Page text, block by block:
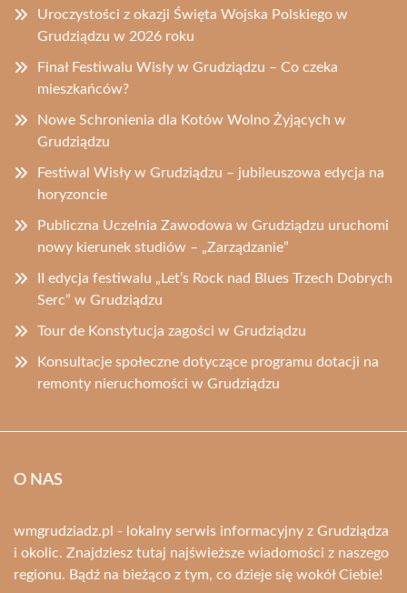
Uroczystości z okazji Święta Wojska Polskiego w
Grudziądzu w 2026 roku
Finał Festiwalu Wisły w Grudziądzu – Co czeka
mieszkańców?
Nowe Schronienia dla Kotów Wolno Żyjących w
Grudziądzu
Festiwal Wisły w Grudziądzu – jubileuszowa edycja na
horyzoncie
Publiczna Uczelnia Zawodowa w Grudziądzu uruchomi
nowy kierunek studiów – „Zarządzanie”
II edycja festiwalu „Let’s Rock nad Blues Trzech Dobrych
Serc” w Grudziądzu
Tour de Konstytucja zagości w Grudziądzu
Konsultacje społeczne dotyczące programu dotacji na
remonty nieruchomości w Grudziądzu
O NAS
wmgrudziadz.pl - lokalny serwis informacyjny z Grudziądza
i okolic. Znajdziesz tutaj najświeższe wiadomości z naszego
regionu. Bądź na bieżąco z tym, co dzieje się wokół Ciebie!